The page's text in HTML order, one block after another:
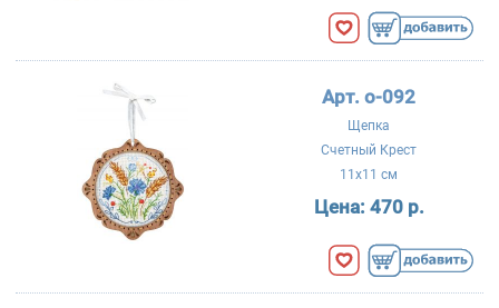
Арт. о-092
Щепка
Счетный Крест
11x11 см
Цена: 470 р.